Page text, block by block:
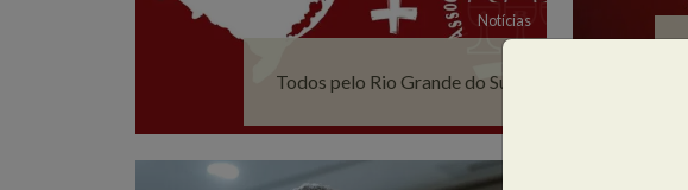
Notícias
Todos pelo Rio Grande do Sul